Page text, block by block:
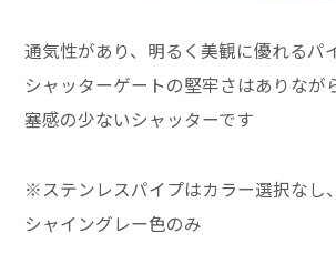
通気性があり、明るく美観に優れるパ
シャッターゲートの堅牢さはありなが
塞感の少ないシャッターです
※ステンレスパイプはカラー選択なし
シャイングレー色のみ